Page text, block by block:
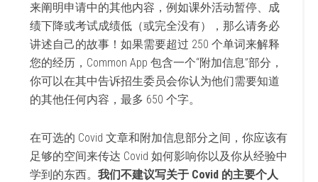
来阐明申请中的其他内容，例如课外活动暂停、成
绩下降或考试成绩低（或完全没有），那么请务必
讲述自己的故事！如果需要超过 250 个单词来解释
您的经历，Common App 包含一个“附加信息”部分，
你可以在其中告诉招生委员会你认为他们需要知道
的其他任何内容，最多 650 个字。
在可选的 Covid 文章和附加信息部分之间，你应该有
足够的空间来传达 Covid 如何影响你以及你从经验中
学到的东西。我们不建议写关于 Covid 的主要个人